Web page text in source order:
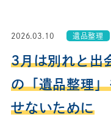
2026.03.10 遺品整理
3月は別れと出
の「遺品整理
せないために